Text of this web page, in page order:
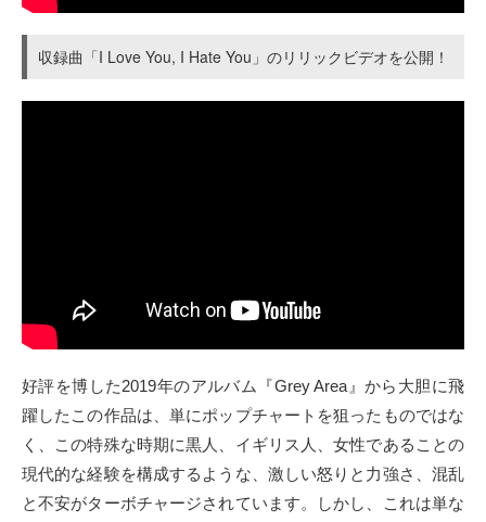
収録曲「I Love You, I Hate You」のリリックビデオを公開！
好評を博した2019年のアルバム『Grey Area』から大胆に飛
躍したこの作品は、単にポップチャートを狙ったものではな
く、この特殊な時期に黒人、イギリス人、女性であることの
現代的な経験を構成するような、激しい怒りと力強さ、混乱
と不安がターボチャージされています。しかし、これは単な